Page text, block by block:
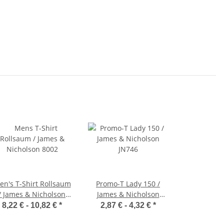
T-Shirt Rollsaum
James & Nicholson
8002
8,22 € - 10,82 € *
Promo-T Lady 150 /
James & Nicholson
JN746
2,87 € - 4,32 € *